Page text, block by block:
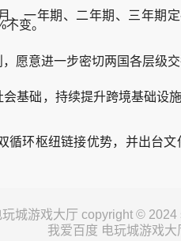
年期、二年期、三年期定
不变。
意进一步密切两国各层级交
础，持续提升跨境基础设
枢纽链接优势，并出台文
玩城游戏大厅 copyright © 2024
我爱百度 电玩城游戏大